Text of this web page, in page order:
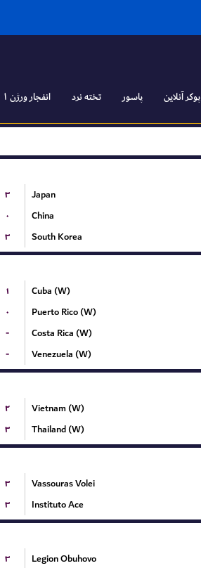
پوکر آنلاین پاسور تخته نرد انفجار ورژن ۱
۳ Japan
۰ China
۳ South Korea
۱ Cuba (W)
۰ Puerto Rico (W)
- Costa Rica (W)
- Venezuela (W)
۲ Vietnam (W)
۳ Thailand (W)
۳ Vassouras Volei
۳ Instituto Ace
۳ Legion Obuhovo